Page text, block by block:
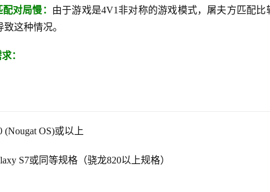
对局慢： 由于游戏是4V1非对称的游戏模式，屠夫方匹配
这种情况。
：
(Nougat OS)或以上
S7或同等规格（骁龙820以上规格）